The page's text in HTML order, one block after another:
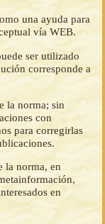
una ayuda para
vía WEB.
ser utilizado
corresponde a
la norma; sin
con
para corregirlas
la norma, en
en